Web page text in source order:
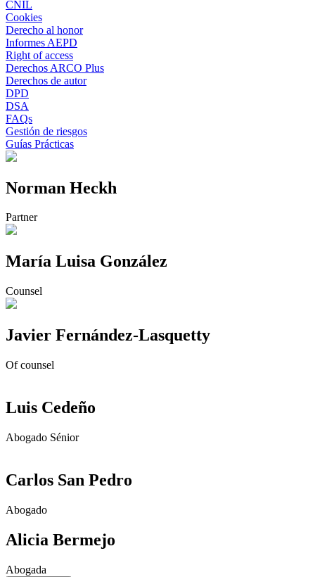
CNIL
Cookies
Derecho al honor
Informes AEPD
Right of access
Derechos ARCO Plus
Derechos de autor
DPD
DSA
FAQs
Gestión de riesgos
Guías Prácticas
Norman Heckh
Partner
María Luisa González
Counsel
Javier Fernández-Lasquetty
Of counsel
Luis Cedeño
Abogado Sénior
Carlos San Pedro
Abogado
Alicia Bermejo
Abogada